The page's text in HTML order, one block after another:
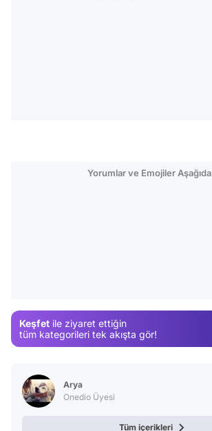
Yorumlar ve Emojiler Aşağıda
Keşfet ile ziyaret ettiğin
tüm kategorileri tek akışta gör!
Arya
Onedio Üyesi
Tüm içerikleri